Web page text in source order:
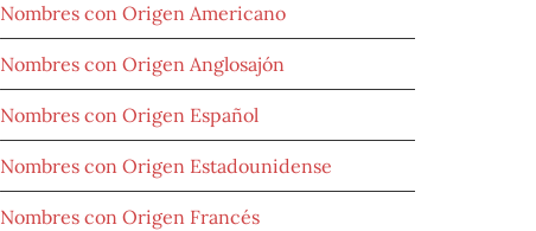
Nombres con Origen Americano
Nombres con Origen Anglosajón
Nombres con Origen Español
Nombres con Origen Estadounidense
Nombres con Origen Francés